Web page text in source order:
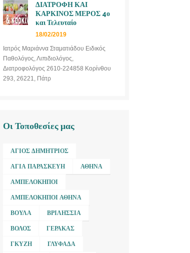
ΔΙΑΤΡΟΦΗ ΚΑΙ
ΚΑΡΚΙΝΟΣ ΜΕΡΟΣ 4ο
και Τελευταίο
18/02/2019
Ιατρός Μαριάννα Σταματιάδου Ειδικός
Παθολόγος, Λιπιδιολόγος,
Διατροφολόγος 2610-224858 Κορίνθου
293, 26221, Πάτρ
Οι Τοποθεσίες μας
ΆΓΙΟΣ ΔΗΜΉΤΡΙΟΣ
ΑΓΊΑ ΠΑΡΑΣΚΕΥΉ ΑΘΉΝΑ
ΑΜΠΕΛΌΚΗΠΟΙ
ΑΜΠΕΛΌΚΗΠΟΙ ΑΘΉΝΑ
ΒΟΎΛΑ ΒΡΙΛΉΣΣΙΑ
ΒΌΛΟΣ ΓΈΡΑΚΑΣ
ΓΚΎΖΗ ΓΛΥΦΆΔΑ